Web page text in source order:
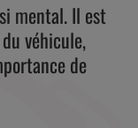
mental. Il est
véhicule,
de